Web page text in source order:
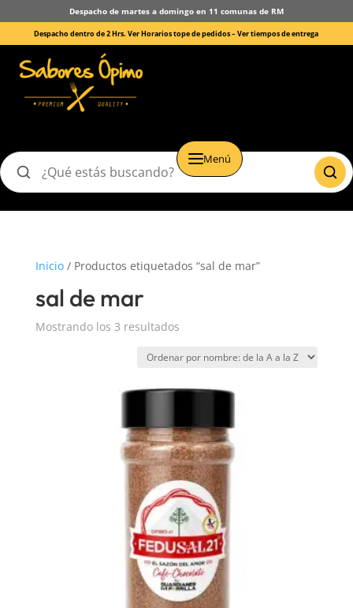
Despacho de martes a domingo en 11 comunas de RM
Despacho dentro de 2 Hrs. Ver Horarios tope de pedidos –Ver tiempos de entrega
Menú
Buscar
Inicio/ Productos etiquetados “sal de mar”
sal de mar
Mostrando los 3 resultados